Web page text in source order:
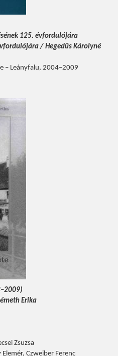
125. évfordulójára
/ Hegedűs Károlyné
– Leányfalu, 2004–2009
Erika
Zsuzsa
Czweiber Ferenc